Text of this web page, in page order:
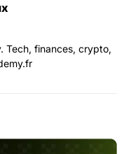
Tech, finances, crypto,